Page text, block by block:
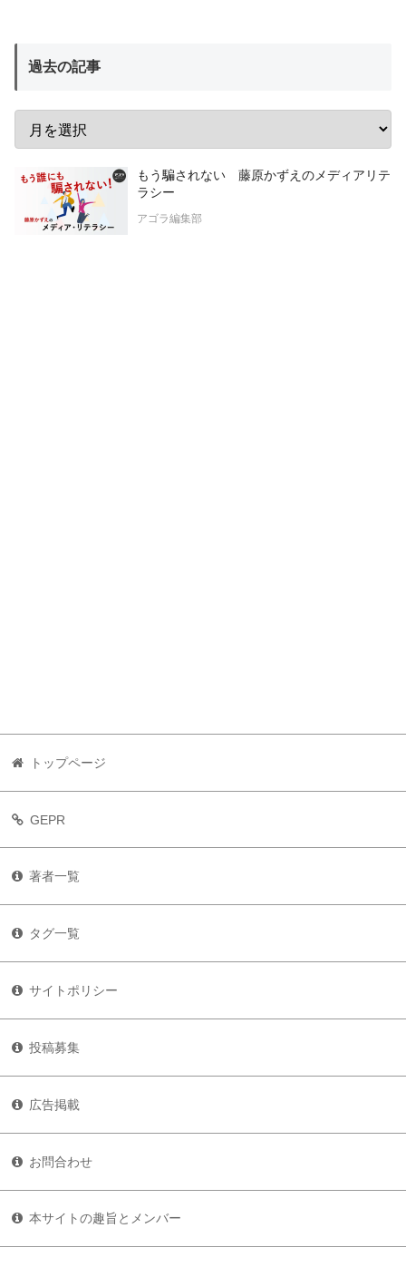
過去の記事
もう騙されない 藤原かずえのメディアリテ
ラシー
アゴラ編集部
トップページ
GEPR
著者一覧
タグ一覧
サイトポリシー
投稿募集
広告掲載
お問合わせ
本サイトの趣旨とメンバー